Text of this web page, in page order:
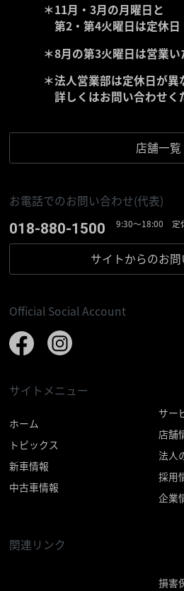
＊11月・3月の月曜日と
第2・第4火曜日は定休日
＊8月の第3火曜日は営業い
＊法人営業部は定休日が異
詳しくはお問い合わせく
店舗一覧
お電話でのお問い合わせ(代表)
018-880-1500 9:30〜18:00 定
サイトからのお
Official Social Account
サイトメニュー
ホーム
トピックス
新車情報
中古車情報
サー
店舗
法人
採用
企業
関連リンク
損害